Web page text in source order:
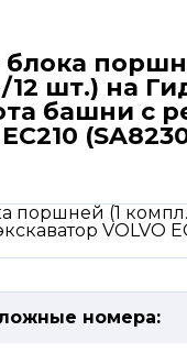
ЦЕНЫ
КОНТАКТЫ
12 шт.) на
башни с
номера: